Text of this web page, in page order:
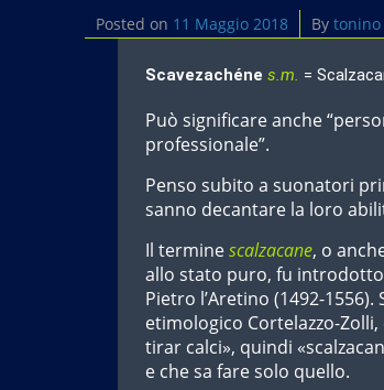
Posted on 11 Maggio 2018 By tonino
Scavezachéne s.m. =
Può significare anche
professionale”.
Penso subito a suonatori
sanno decantare la loro
Il terminescalzacane, o
allo stato puro, fu
Pietro l’Aretino (1492-
etimologico Cortelazzo-Zolli,
tirar calci», quindi
e che sa fare solo quello.